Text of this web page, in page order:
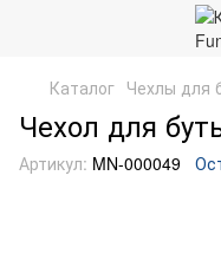
Каталог Чехлы для
Чехол для
Артикул: MN-000049